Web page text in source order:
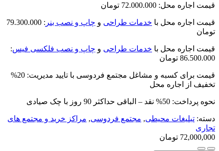
قیمت اجاره محل: 72.000.000 تومان
قیمت اجاره محل با خدمات طراحی و چاپ و نصب بنر
: 79.300.000
تومان
قیمت اجاره محل با خدمات طراحی و چاپ و نصب فلکسی فیس:
86.500.000 تومان
قیمت برای کسبه و مشاغل مجتمع فردوسی با تایید مدیریت: 20%
تخفیف از اجاره محل
نحوه پرداخت: 50% نقد – الباقی حداکثر 90 روز با چک صیادی
دسته: تبلیغات محیطی, مجتمع فردوسی, مراکز خرید و مجتمع های
تجاری
72,000,000 تومان